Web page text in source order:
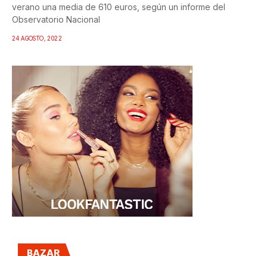
verano una media de 610 euros, según un informe del
Observatorio Nacional
24 AGOSTO, 2022
BAZAR